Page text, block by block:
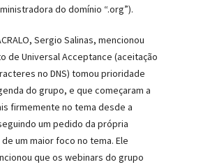
do domínio “.org”).
Sergio Salinas, mencionou
de Universal Acceptance (aceitação
no DNS) tomou prioridade
do grupo, e que começaram a
firmemente no tema desde a
um pedido da própria
um maior foco no tema. Ele
que os webinars do grupo